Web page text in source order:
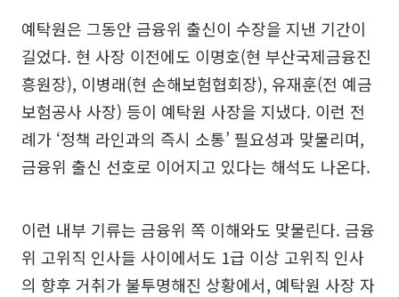
예탁원은 그동안 금융위 출신이 수장을 지낸 기간이
길었다. 현 사장 이전에도 이명호(현 부산국제금융진
흥원장), 이병래(현 손해보험협회장), 유재훈(전 예금
보험공사 사장) 등이 예탁원 사장을 지냈다. 이런 전
례가 ‘정책 라인과의 즉시 소통’ 필요성과 맞물리며,
금융위 출신 선호로 이어지고 있다는 해석도 나온다.
이런 내부 기류는 금융위 쪽 이해와도 맞물린다. 금융
위 고위직 인사들 사이에서도 1급 이상 고위직 인사
의 향후 거취가 불투명해진 상황에서, 예탁원 사장 자